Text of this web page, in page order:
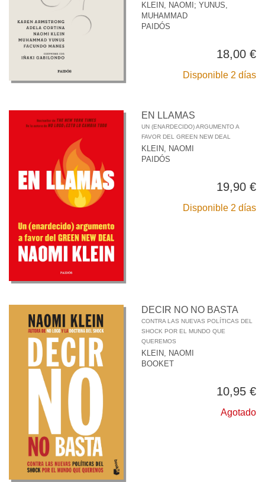
KLEIN, NAOMI ; YUNUS,
MUHAMMAD
PAIDÓS
18,00 €
Disponible 2 días
EN LLAMAS
UN (ENARDECIDO) ARGUMENTO A
FAVOR DEL GREEN NEW DEAL
KLEIN, NAOMI
PAIDÓS
19,90 €
Disponible 2 días
DECIR NO NO BASTA
CONTRA LAS NUEVAS POLÍTICAS DEL
SHOCK POR EL MUNDO QUE
QUEREMOS
KLEIN, NAOMI
BOOKET
10,95 €
Agotado